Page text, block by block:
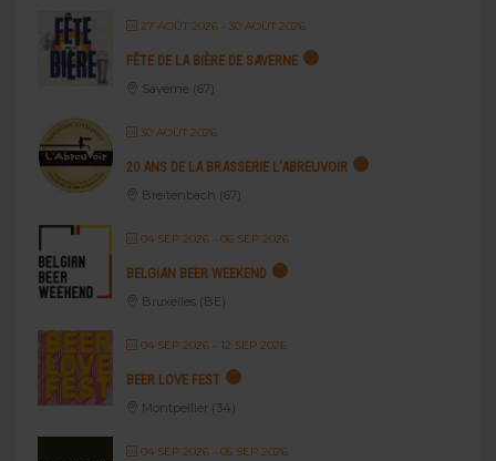
27 AOÛT 2026- 30 AOÛT 2026
FÊTE DE LA BIÈRE DE SAVERNE
Saverne (67)
30 AOÛT 2026
20 ANS DE LA BRASSERIE L’ABREUVOIR
Breitenbach (67)
04 SEP 2026- 06 SEP 2026
BELGIAN BEER WEEKEND
Bruxelles (BE)
04 SEP 2026- 12 SEP 2026
BEER LOVE FEST
Montpellier (34)
04 SEP 2026- 05 SEP 2026